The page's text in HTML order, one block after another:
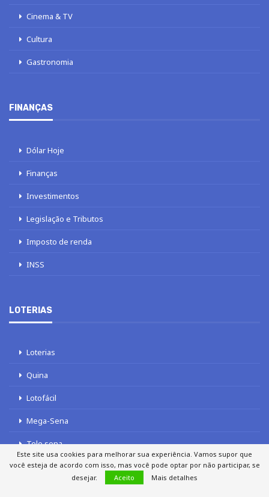
Cinema & TV
Cultura
Gastronomia
FINANÇAS
Dólar Hoje
Finanças
Investimentos
Legislação e Tributos
Imposto de renda
INSS
LOTERIAS
Loterias
Quina
Lotofácil
Mega-Sena
Tele sena
Este site usa cookies para melhorar sua experiência. Vamos supor que
você esteja de acordo com isso, mas você pode optar por não participar, se
desejar.
Aceito Mais detalhes